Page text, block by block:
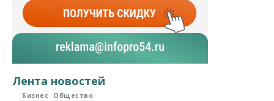
Лента новостей
Бизнес Общество